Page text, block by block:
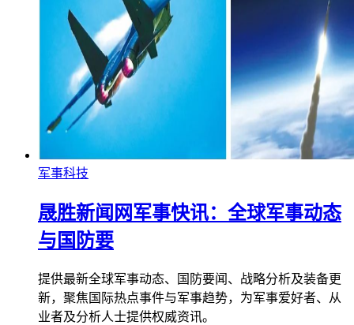
军事科技
晟胜新闻网军事快讯：全球军事动态
与国防要
提供最新全球军事动态、国防要闻、战略分析及装备更
新，聚焦国际热点事件与军事趋势，为军事爱好者、从
业者及分析人士提供权威资讯。